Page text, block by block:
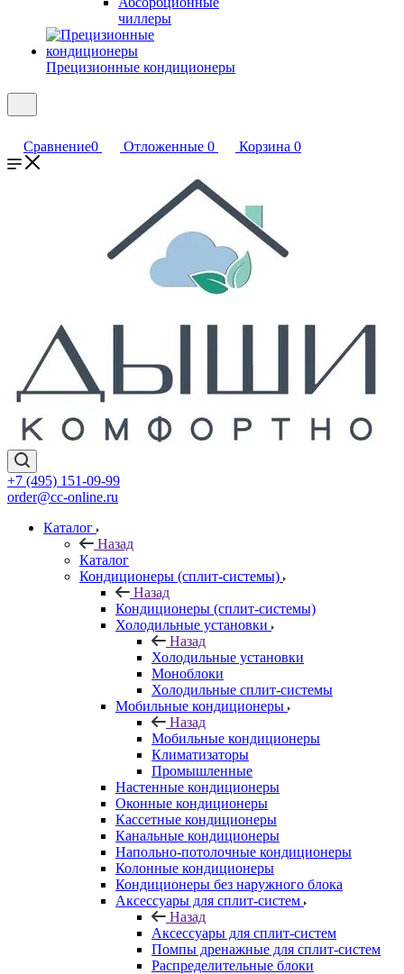
чиллеры
Прецизионные кондиционеры
Сравнение0 Отложенные 0 Корзина 0
+7 (495) 151-09-99
order@cc-online.ru
Каталог
Назад
Каталог
Кондиционеры (сплит-системы)
Назад
Кондиционеры (сплит-системы)
Холодильные установки
Назад
Холодильные установки
Моноблоки
Холодильные сплит-системы
Мобильные кондиционеры
Назад
Мобильные кондиционеры
Климатизаторы
Промышленные
Настенные кондиционеры
Оконные кондиционеры
Кассетные кондиционеры
Канальные кондиционеры
Напольно-потолочные кондиционеры
Колонные кондиционеры
Кондиционеры без наружного блока
Аксессуары для сплит-систем
Назад
Аксессуары для сплит-систем
Помпы дренажные для сплит-систем
Распределительные блоки